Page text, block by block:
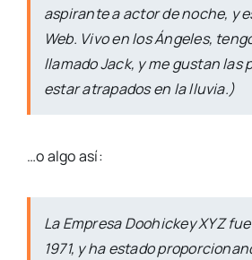
aspirante a actor de noche, y
Web. Vivo en los Ángeles,
llamado Jack, y me gustan las
estar atrapados en la lluvia.)
…o algo así:
La Empresa Doohickey XYZ
1971, y ha estado